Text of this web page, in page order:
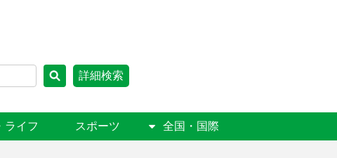
詳細検索
ライフ スポーツ 全国・国際